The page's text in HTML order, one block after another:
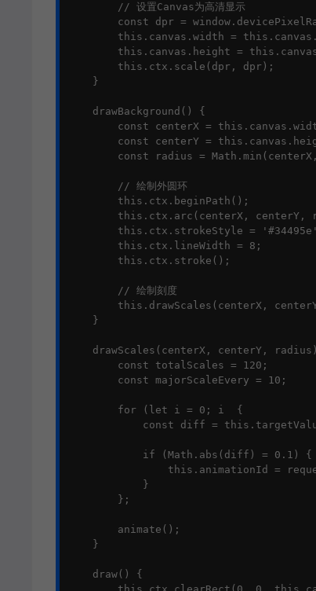
        // 设置Canvas为高清显示
const dpr =
this.canvas.width =
this.canvas.height =
        this.ctx.scale(dpr, dpr);
    }
    drawBackground() {
const centerX =
const centerY =
const radius =
        // 绘制外圆环
        this.ctx.beginPath();
this.ctx.arc(centerX, centerY,
this.ctx.strokeStyle =
        this.ctx.lineWidth = 8;
        this.ctx.stroke();
        // 绘制刻度
this.drawScales(centerX,
    }
drawScales(centerX, centerY,
        const totalScales = 120;
        const majorScaleEvery = 10;
        for (let i = 0; i  {
const diff =
            if (Math.abs(diff) = 0.1) {
this.animationId =
            }
        };
        animate();
    }
    draw() {